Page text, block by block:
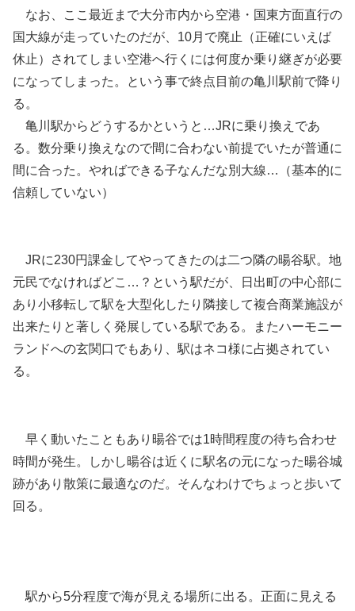
なお、ここ最近まで大分市内から空港・国東方面直行の
国大線が走っていたのだが、10月で廃止（正確にいえば
休止）されてしまい空港へ行くには何度か乗り継ぎが必要
になってしまった。という事で終点目前の亀川駅前で降り
る。
亀川駅からどうするかというと…JRに乗り換えであ
る。数分乗り換えなので間に合わない前提でいたが普通に
間に合った。やればできる子なんだな別大線…（基本的に
信頼していない）
JRに230円課金してやってきたのは二つ隣の暘谷駅。地
元民でなければどこ…？という駅だが、日出町の中心部に
あり小移転して駅を大型化したり隣接して複合商業施設が
出来たりと著しく発展している駅である。またハーモニー
ランドへの玄関口でもあり、駅はネコ様に占拠されてい
る。
早く動いたこともあり暘谷では1時間程度の待ち合わせ
時間が発生。しかし暘谷は近くに駅名の元になった暘谷城
跡があり散策に最適なのだ。そんなわけでちょっと歩いて
回る。
駅から5分程度で海が見える場所に出る。正面に見える